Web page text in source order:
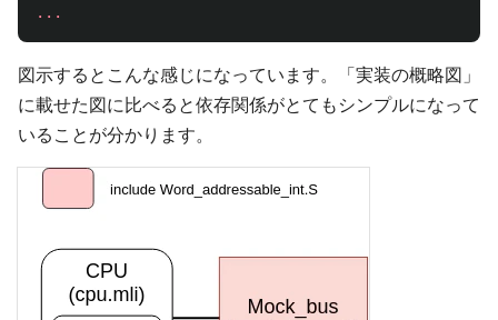
...
図示するとこんな感じになっています。「実装の概略図」
に載せた図に比べると依存関係がとてもシンプルになって
いることが分かります。